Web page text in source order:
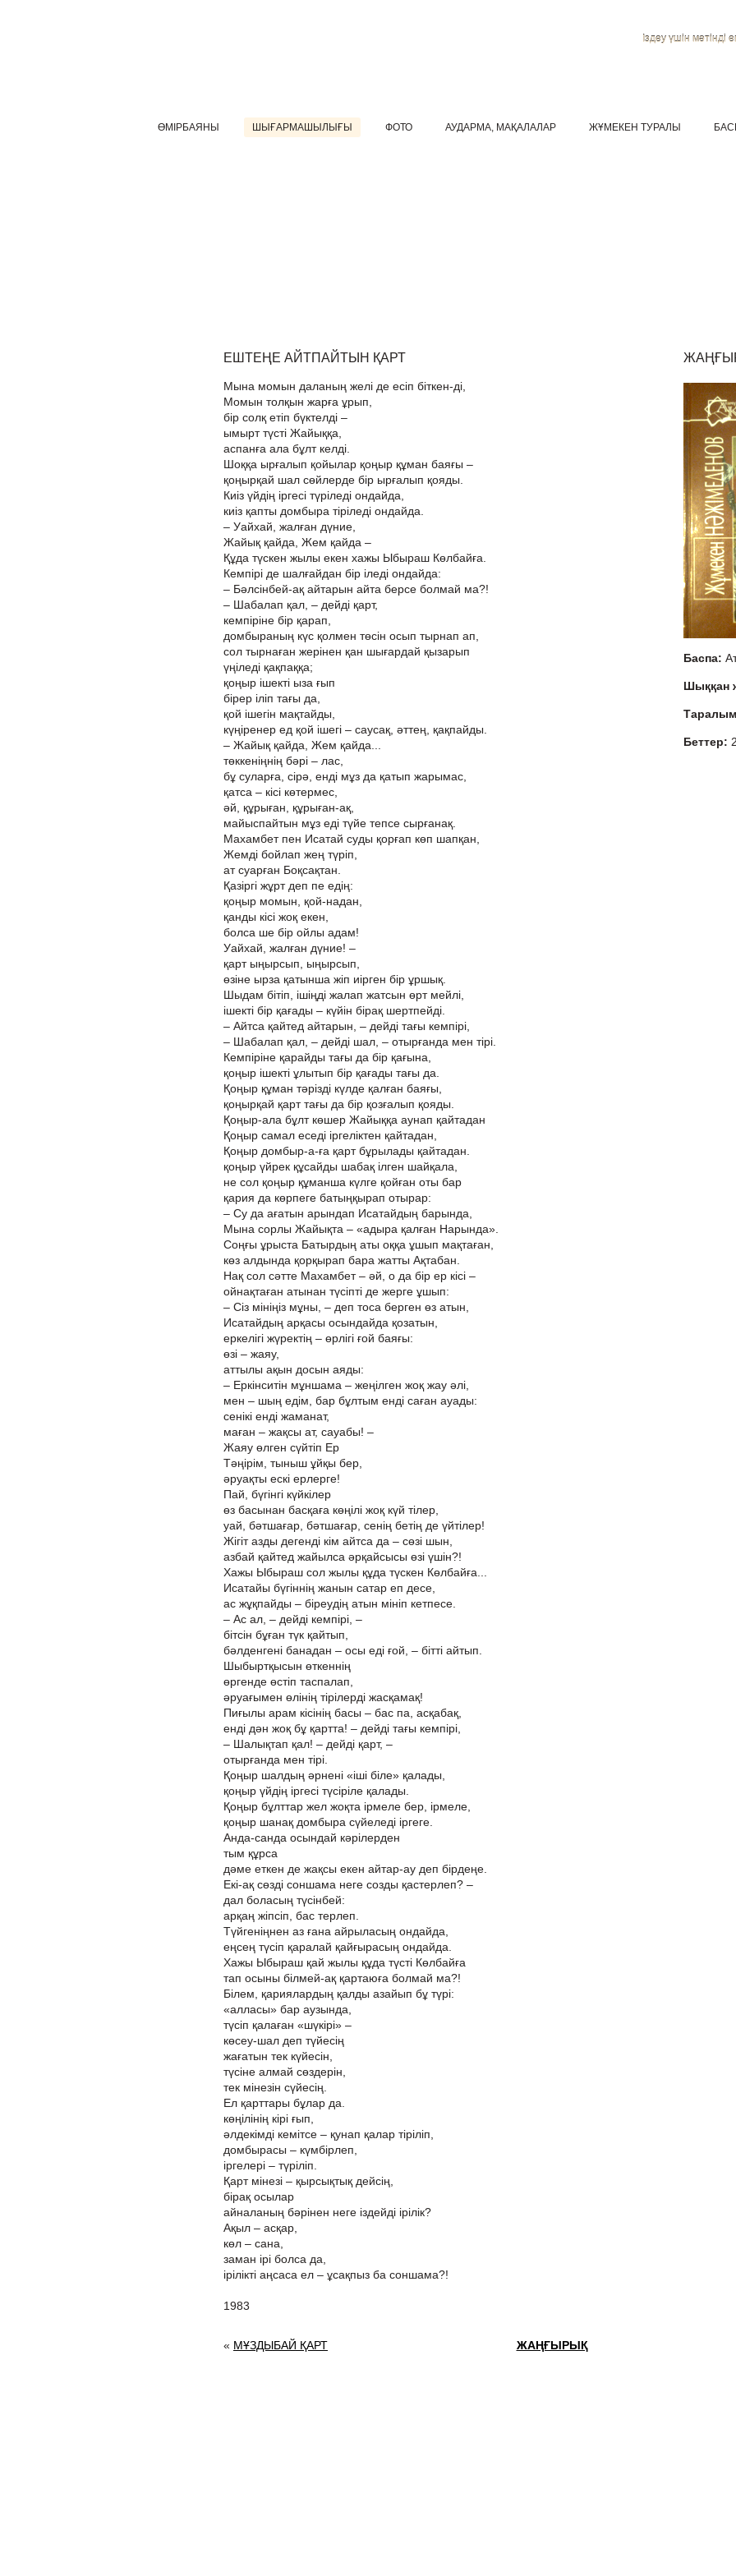
Іздеу үшін мәтінді
ӨМІРБАЯНЫ ШЫҒАРМАШЫЛЫҒЫ ФОТО АУДАРМА, МАҚАЛАЛАР ЖҰМЕКЕН ТУРАЛЫ
ЕШТЕҢЕ АЙТПАЙТЫН ҚАРТ
Мына момын даланың желі де есіп біткен-ді,
Момын толқын жарға ұрып,
бір солқ етіп бүктелді –
ымырт түсті Жайыққа,
аспанға ала бұлт келді.
Шоққа ырғалып қойылар қоңыр құман баяғы –
қоңырқай шал сөйлерде бір ырғалып қояды.
Киіз үйдің іргесі түріледі ондайда,
киіз қапты домбыра тіріледі ондайда.
– Уайхай, жалған дүние,
Жайық қайда, Жем қайда –
Құда түскен жылы екен хажы Ыбыраш Көлбайға.
Кемпірі де шалғайдан бір іледі ондайда:
– Бәлсінбей-ақ айтарын айта берсе болмай ма?!
– Шабалап қал, – дейді қарт,
кемпіріне бір қарап,
домбыраның күс қолмен төсін осып тырнап ап,
сол тырнаған жерінен қан шығардай қызарып
үңіледі қақпаққа;
қоңыр ішекті ыза ғып
бірер іліп тағы да,
қой ішегін мақтайды,
күңіренер ед қой ішегі – саусақ, әттең, қақпайды.
– Жайық қайда, Жем қайда...
төккеніңнің бәрі – лас,
бұ суларға, сірә, енді мұз да қатып жарымас,
қатса – кісі көтермес,
әй, құрыған, құрыған-ақ,
майыспайтын мұз еді түйе тепсе сырғанақ.
Махамбет пен Исатай суды қорғап көп шапқан,
Жемді бойлап жең түріп,
ат суарған Боқсақтан.
Қазіргі жұрт деп пе едің:
қоңыр момын, қой-надан,
қанды кісі жоқ екен,
болса ше бір ойлы адам!
Уайхай, жалған дүние! –
қарт ыңырсып, ыңырсып,
өзіне ырза қатынша жіп иірген бір ұршық.
Шыдам бітіп, ішіңді жалап жатсын өрт мейлі,
ішекті бір қағады – күйін бірақ шертпейді.
– Айтса қайтед айтарын, – дейді тағы кемпірі,
– Шабалап қал, – дейді шал, – отырғанда мен тірі.
Кемпіріне қарайды тағы да бір қағына,
қоңыр ішекті ұлытып бір қағады тағы да.
Қоңыр құман тәрізді күлде қалған баяғы,
қоңырқай қарт тағы да бір қозғалып қояды.
Қоңыр-ала бұлт көшер Жайыққа аунап қайтадан
Қоңыр самал еседі іргеліктен қайтадан,
Қоңыр домбыр-а-ға қарт бұрылады қайтадан.
қоңыр үйрек құсайды шабақ ілген шайқала,
не сол қоңыр құманша күлге қойған оты бар
қария да көрпеге батыңқырап отырар:
– Су да ағатын арындап Исатайдың барында,
Мына сорлы Жайықта – «адыра қалған Нарында».
Соңғы ұрыста Батырдың аты оққа ұшып мақтаған,
көз алдында қорқырап бара жатты Ақтабан.
Нақ сол сәтте Махамбет – әй, о да бір ер кісі –
ойнақтаған атынан түсіпті де жерге ұшып:
– Сіз мініңіз мұны, – деп тоса берген өз атын,
Исатайдың арқасы осындайда қозатын,
еркелігі жүректің – өрлігі ғой баяғы:
өзі – жаяу,
аттылы ақын досын аяды:
– Еркінситін мұншама – жеңілген жоқ жау әлі,
мен – шың едім, бар бұлтым енді саған ауады:
сенікі енді жаманат,
маған – жақсы ат, сауабы! –
Жаяу өлген сүйтіп Ер
Тәңірім, тыныш ұйқы бер,
әруақты ескі ерлерге!
Пай, бүгінгі күйкілер
өз басынан басқаға көңілі жоқ күй тілер,
уай, бәтшағар, бәтшағар, сенің бетің де үйтілер!
Жігіт азды дегенді кім айтса да – сөзі шын,
азбай қайтед жайылса әрқайсысы өзі үшін?!
Хажы Ыбыраш сол жылы құда түскен Көлбайға...
Исатайы бүгіннің жанын сатар еп десе,
ас жұқпайды – біреудің атын мініп кетпесе.
– Ас ал, – дейді кемпірі, –
бітсін бұған түк қайтып,
бәлденгені банадан – осы еді ғой, – бітті айтып.
Шыбыртқысын өткеннің
өргенде өстіп таспалап,
әруағымен өлінің тірілерді жасқамақ!
Пиғылы арам кісінің басы – бас па, асқабақ,
енді дән жоқ бұ қартта! – дейді тағы кемпірі,
– Шалықтап қал! – дейді қарт, –
отырғанда мен тірі.
Қоңыр шалдың әрнені «іші біле» қалады,
қоңыр үйдің іргесі түсіріле қалады.
Қоңыр бұлттар жел жоқта ірмеле бер, ірмеле,
қоңыр шанақ домбыра сүйеледі іргеге.
Анда-санда осындай кәрілерден
тым құрса
дәме еткен де жақсы екен айтар-ау деп бірдеңе.
Екі-ақ сөзді соншама неге созды қастерлеп? –
дал боласың түсінбей:
арқаң жіпсіп, бас терлеп.
Түйгеніңнен аз ғана айрыласың ондайда,
еңсең түсіп қаралай қайғырасың ондайда.
Хажы Ыбыраш қай жылы құда түсті Көлбайға
тап осыны білмей-ақ қартаюға болмай ма?!
Білем, қариялардың қалды азайып бұ түрі:
«алласы» бар аузында,
түсіп қалаған «шүкірі» –
көсеу-шал деп түйесің
жағатын тек күйесін,
түсіне алмай сөздерін,
тек мінезін сүйесің.
Ел қарттары бұлар да.
көңілінің кірі ғып,
әлдекімді кемітсе – қунап қалар тіріліп,
домбырасы – күмбірлеп,
іргелері – түріліп.
Қарт мінезі – қырсықтық дейсің,
бірақ осылар
айналаның бәрінен неге іздейді ірілік?
Ақыл – асқар,
көл – сана,
заман ірі болса да,
ірілікті аңсаса ел – ұсақпыз ба соншама?!
1983
Баспа:
Беттер:
« МҰЗДЫБАЙ ҚАРТ ЖАҢҒЫРЫҚ